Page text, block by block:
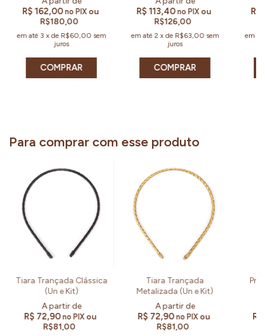
R$ 162,00no PIX ou
R$180,00
em até 3 xde R$60,00 sem
juros
COMPRAR
R$ 113,40 no PIXou
R$126,00
em até 2 xde R$63,00 sem
juros
COMPRAR
R$
em
Para comprar com esse produto
Tiara Trançada Clássica
(Un e Kit)
R$ 72,90no PIX ou
R$81,00
Tiara Trançada
Metalizada (Un e Kit)
R$ 72,90 no PIXou
R$81,00